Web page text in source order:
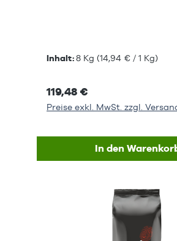
Inhalt:8 Kg (14,94 € / 1 Kg)
119,48 €
Preise exkl. MwSt. zzgl.
In den